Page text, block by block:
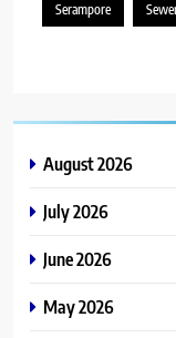
Serampore
August 2026
July 2026
June 2026
May 2026